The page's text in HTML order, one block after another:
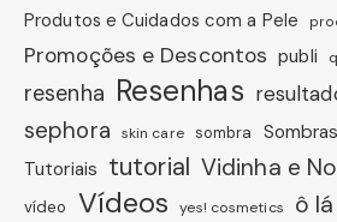
Produtos e Cuidados com a Pele
Promoções e Descontos publi
resenha Resenhas
sephora skin care sombra Sombras
Tutoriais tutorial Vidinha e
vídeo Vídeos yes! cosmetics ô